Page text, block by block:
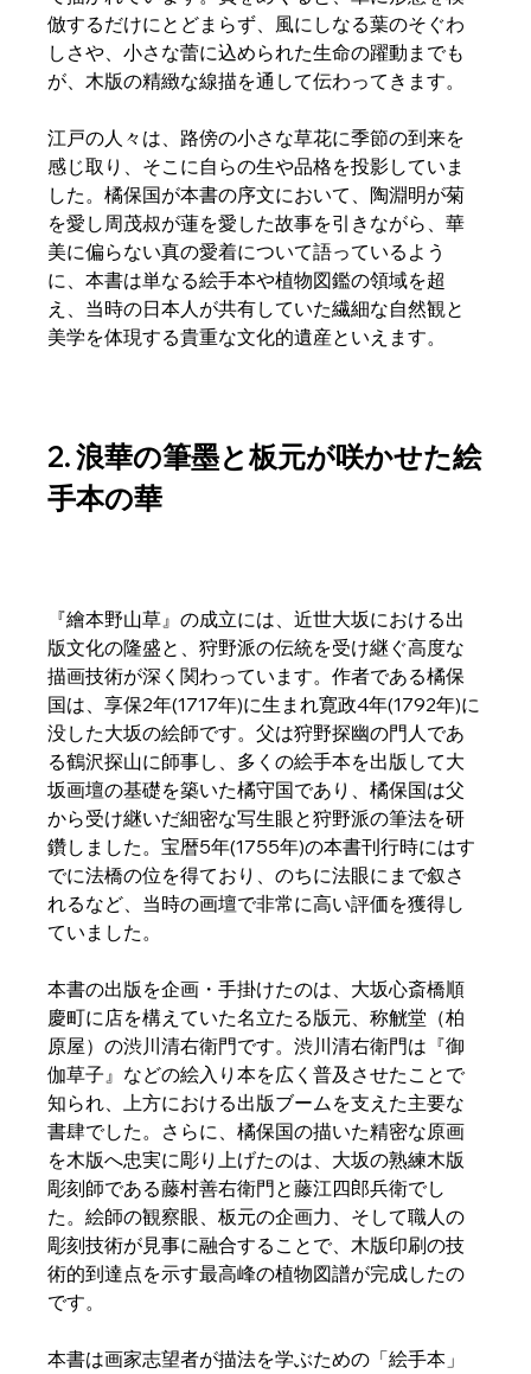
倣するだけにとどまらず、風にしなる葉のそぐわ
しさや、小さな蕾に込められた生命の躍動までも
が、木版の精緻な線描を通して伝わってきます。
江戸の人々は、路傍の小さな草花に季節の到来を
感じ取り、そこに自らの生や品格を投影していま
した。橘保国が本書の序文において、陶淵明が菊
を愛し周茂叔が蓮を愛した故事を引きながら、華
美に偏らない真の愛着について語っているよう
に、本書は単なる絵手本や植物図鑑の領域を超
え、当時の日本人が共有していた繊細な自然観と
美学を体現する貴重な文化的遺産といえます。
2. 浪華の筆墨と板元が咲かせた絵
手本の華
『繪本野山草』の成立には、近世大坂における出
版文化の隆盛と、狩野派の伝統を受け継ぐ高度な
描画技術が深く関わっています。作者である橘保
国は、享保2年(1717年)に生まれ寛政4年(1792年)に
没した大坂の絵師です。父は狩野探幽の門人であ
る鶴沢探山に師事し、多くの絵手本を出版して大
坂画壇の基礎を築いた橘守国であり、橘保国は父
から受け継いだ細密な写生眼と狩野派の筆法を研
鑽しました。宝暦5年(1755年)の本書刊行時にはす
でに法橋の位を得ており、のちに法眼にまで叙さ
れるなど、当時の画壇で非常に高い評価を獲得し
ていました。
本書の出版を企画・手掛けたのは、大坂心斎橋順
慶町に店を構えていた名立たる版元、称觥堂（柏
原屋）の渋川清右衛門です。渋川清右衛門は『御
伽草子』などの絵入り本を広く普及させたことで
知られ、上方における出版ブームを支えた主要な
書肆でした。さらに、橘保国の描いた精密な原画
を木版へ忠実に彫り上げたのは、大坂の熟練木版
彫刻師である藤村善右衛門と藤江四郎兵衛でし
た。絵師の観察眼、板元の企画力、そして職人の
彫刻技術が見事に融合することで、木版印刷の技
術的到達点を示す最高峰の植物図譜が完成したの
です。
本書は画家志望者が描法を学ぶための「絵手本」